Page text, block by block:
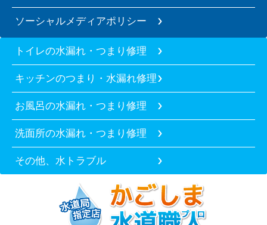
ソーシャルメディアポリシー
トイレの水漏れ・つまり修理
キッチンのつまり・水漏れ修理
お風呂の水漏れ・つまり修理
洗面所の水漏れ・つまり修理
その他、水トラブル